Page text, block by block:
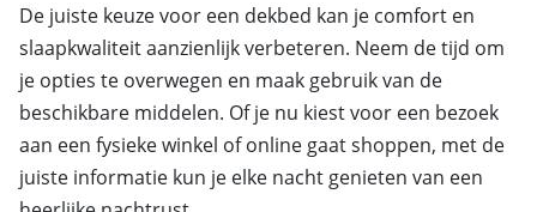
De juiste keuze voor een dekbed kan je comfort en
slaapkwaliteit aanzienlijk verbeteren. Neem de tijd om
je opties te overwegen en maak gebruik van de
beschikbare middelen. Of je nu kiest voor een bezoek
aan een fysieke winkel of online gaat shoppen, met de
juiste informatie kun je elke nacht genieten van een